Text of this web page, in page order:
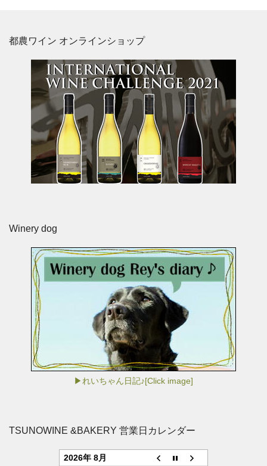
都農ワイン オンラインショップ
Winery dog
▶れいちゃん日記♪[Click image]
TSUNOWINE &BAKERY 営業日カレンダー
2026年 8月